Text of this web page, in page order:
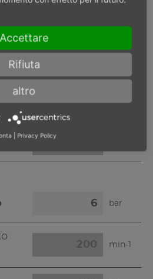
6 bar
bar
min-1
Accettare
Rifiuta
altro
Privacy Policy